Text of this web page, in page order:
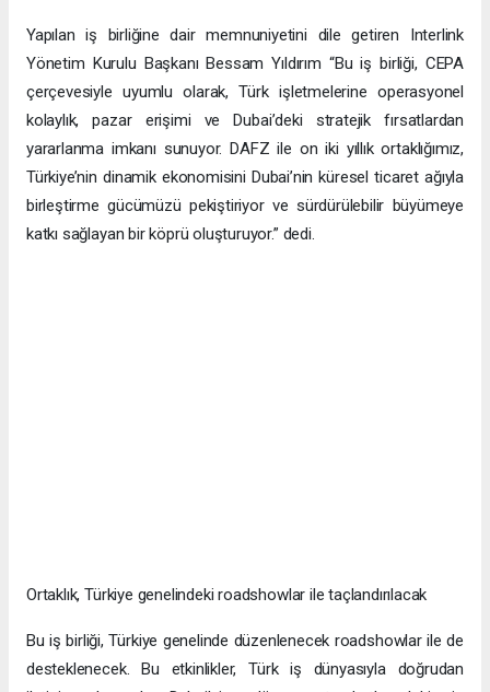
Yapılan iş birliğine dair memnuniyetini dile getiren Interlink
Yönetim Kurulu Başkanı Bessam Yıldırım “Bu iş birliği, CEPA
çerçevesiyle uyumlu olarak, Türk işletmelerine operasyonel
kolaylık, pazar erişimi ve Dubai’deki stratejik fırsatlardan
yararlanma imkanı sunuyor. DAFZ ile on iki yıllık ortaklığımız,
Türkiye’nin dinamik ekonomisini Dubai’nin küresel ticaret ağıyla
birleştirme gücümüzü pekiştiriyor ve sürdürülebilir büyümeye
katkı sağlayan bir köprü oluşturuyor.” dedi.
Ortaklık, Türkiye genelindeki roadshowlar ile taçlandırılacak
Bu iş birliği, Türkiye genelinde düzenlenecek roadshowlar ile de
desteklenecek. Bu etkinlikler, Türk iş dünyasıyla doğrudan